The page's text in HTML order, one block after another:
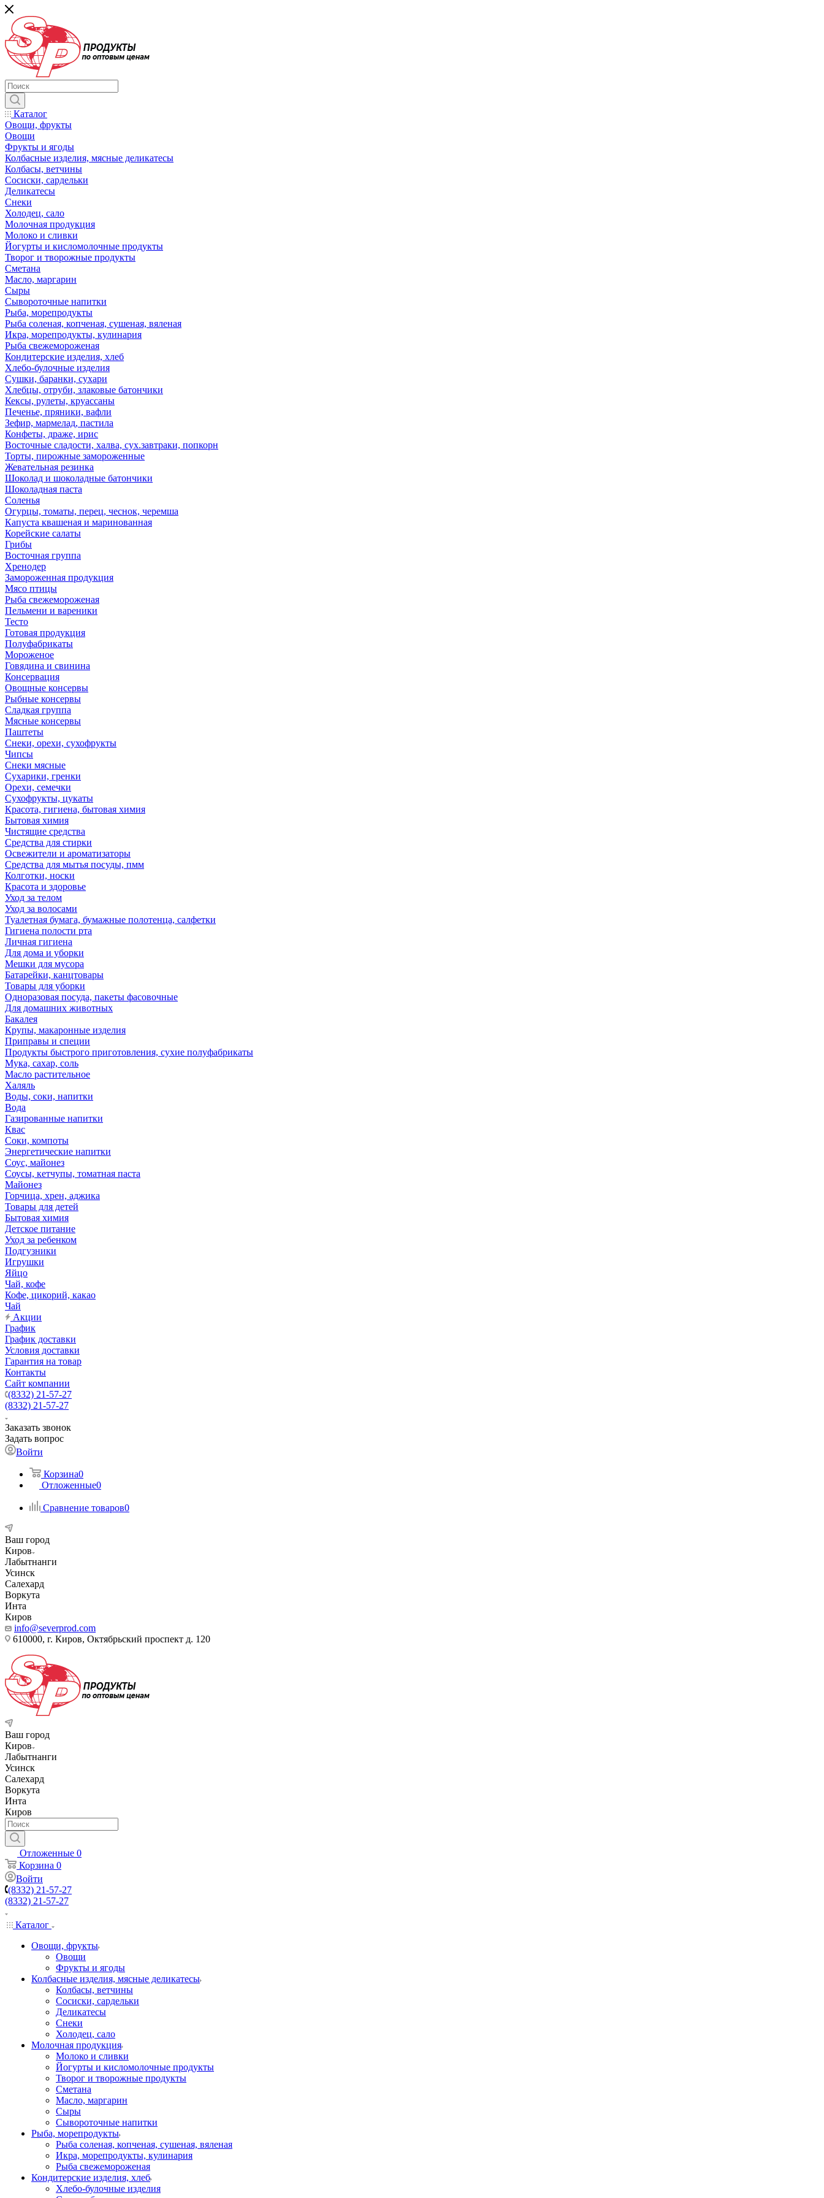
Каталог
Овощи, фрукты
Овощи
Фрукты и ягоды
Колбасные изделия, мясные деликатесы
Колбасы, ветчины
Сосиски, сардельки
Деликатесы
Снеки
Холодец, сало
Молочная продукция
Молоко и сливки
Йогурты и кисломолочные продукты
Творог и творожные продукты
Сметана
Масло, маргарин
Сыры
Сывороточные напитки
Рыба, морепродукты
Рыба соленая, копченая, сушеная, вяленая
Икра, морепродукты, кулинария
Рыба свежемороженая
Кондитерские изделия, хлеб
Хлебо-булочные изделия
Сушки, баранки, сухари
Хлебцы, отруби, злаковые батончики
Кексы, рулеты, круассаны
Печенье, пряники, вафли
Зефир, мармелад, пастила
Конфеты, драже, ирис
Восточные сладости, халва, сух.завтраки, попкорн
Торты, пирожные замороженные
Жевательная резинка
Шоколад и шоколадные батончики
Шоколадная паста
Соленья
Огурцы, томаты, перец, чеснок, черемша
Капуста квашеная и маринованная
Корейские салаты
Грибы
Восточная группа
Хренодер
Замороженная продукция
Мясо птицы
Рыба свежемороженая
Пельмени и вареники
Тесто
Готовая продукция
Полуфабрикаты
Мороженое
Говядина и свинина
Консервация
Овощные консервы
Рыбные консервы
Сладкая группа
Мясные консервы
Паштеты
Снеки, орехи, сухофрукты
Чипсы
Снеки мясные
Сухарики, гренки
Орехи, семечки
Сухофрукты, цукаты
Красота, гигиена, бытовая химия
Бытовая химия
Чистящие средства
Средства для стирки
Освежители и ароматизаторы
Средства для мытья посуды, пмм
Колготки, носки
Красота и здоровье
Уход за телом
Уход за волосами
Туалетная бумага, бумажные полотенца, салфетки
Гигиена полости рта
Личная гигиена
Для дома и уборки
Мешки для мусора
Батарейки, канцтовары
Товары для уборки
Одноразовая посуда, пакеты фасовочные
Для домашних животных
Бакалея
Крупы, макаронные изделия
Приправы и специи
Продукты быстрого приготовления, сухие полуфабрикаты
Мука, сахар, соль
Масло растительное
Халяль
Воды, соки, напитки
Вода
Газированные напитки
Квас
Соки, компоты
Энергетические напитки
Соус, майонез
Соусы, кетчупы, томатная паста
Майонез
Горчица, хрен, аджика
Товары для детей
Бытовая химия
Детское питание
Уход за ребенком
Подгузники
Игрушки
Яйцо
Чай, кофе
Кофе, цикорий, какао
Чай
Акции
График
График доставки
Условия доставки
Гарантия на товар
Контакты
Сайт компании
(8332) 21-57-27
(8332) 21-57-27
Заказать звонок
Задать вопрос
Войти
Корзина0
Отложенные0
Сравнение товаров0
Ваш город
Киров
Лабытнанги
Усинск
Салехард
Воркута
Инта
Киров
info@severprod.com
610000, г. Киров, Октябрьский проспект д. 120
Ваш город
Киров
Лабытнанги
Усинск
Салехард
Воркута
Инта
Киров
Отложенные 0
Корзина 0
Войти
(8332) 21-57-27
(8332) 21-57-27
Каталог
Овощи, фрукты
Овощи
Фрукты и ягоды
Колбасные изделия, мясные деликатесы
Колбасы, ветчины
Сосиски, сардельки
Деликатесы
Снеки
Холодец, сало
Молочная продукция
Молоко и сливки
Йогурты и кисломолочные продукты
Творог и творожные продукты
Сметана
Масло, маргарин
Сыры
Сывороточные напитки
Рыба, морепродукты
Рыба соленая, копченая, сушеная, вяленая
Икра, морепродукты, кулинария
Рыба свежемороженая
Кондитерские изделия, хлеб
Хлебо-булочные изделия